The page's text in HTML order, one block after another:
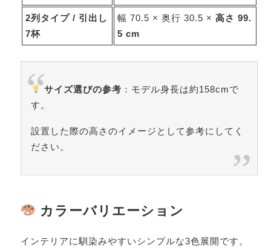
2列タイプ / 引出し
7杯
幅 70.5 × 奥行 30.5 ×高さ 99.
5 cm
サイズ選びの参考 ：モデル身長は約158cmで
す。
設置した際の高さのイメージとして参考にしてく
ださい。
カラーバリエーション
インテリアに馴染みやすいシンプルな3色展開です。